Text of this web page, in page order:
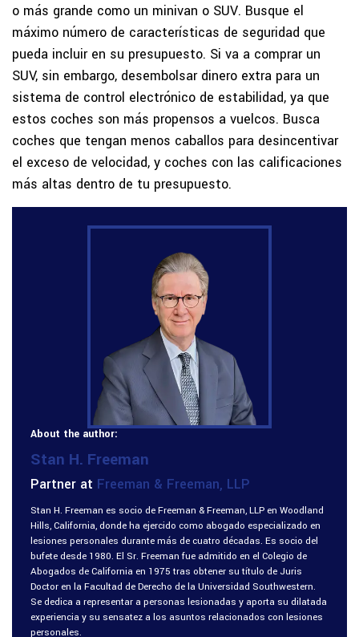
o más grande como un minivan o SUV. Busque el
máximo número de características de seguridad que
pueda incluir en su presupuesto. Si va a comprar un
SUV, sin embargo, desembolsar dinero extra para un
sistema de control electrónico de estabilidad, ya que
estos coches son más propensos a vuelcos. Busca
coches que tengan menos caballos para desincentivar
el exceso de velocidad, y coches con las calificaciones
más altas dentro de tu presupuesto.
About the author:
Stan H. Freeman
Partner at Freeman & Freeman, LLP
Stan H. Freeman es socio de Freeman & Freeman, LLP en Woodland
Hills, California, donde ha ejercido como abogado especializado en
lesiones personales durante más de cuatro décadas. Es socio del
bufete desde 1980. El Sr. Freeman fue admitido en el Colegio de
Abogados de California en 1975 tras obtener su título de Juris
Doctor en la Facultad de Derecho de la Universidad Southwestern.
Se dedica a representar a personas lesionadas y aporta su dilatada
experiencia y su sensatez a los asuntos relacionados con lesiones
personales.